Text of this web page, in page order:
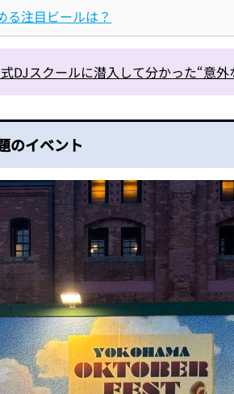
る注目ビールは？
DJスクールに潜入して分かった“意
のイベント